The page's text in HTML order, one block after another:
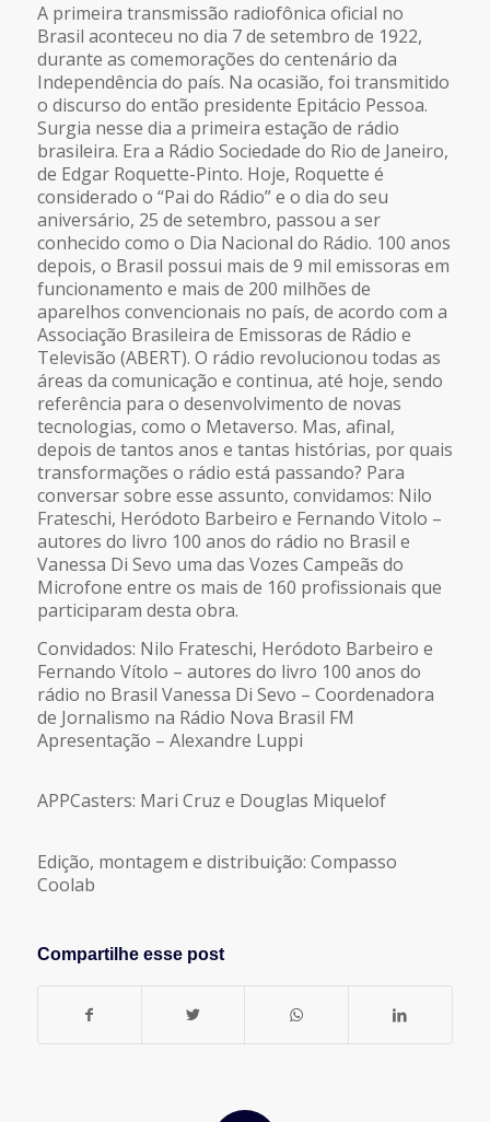
LINK
INCORPORAR
A primeira transmissão radiofônica oficial no
Brasil aconteceu no dia 7 de setembro de 1922,
durante as comemorações do centenário da
Independência do país. Na ocasião, foi transmitido
o discurso do então presidente Epitácio Pessoa.
Surgia nesse dia a primeira estação de rádio
brasileira. Era a Rádio Sociedade do Rio de Janeiro,
de Edgar Roquette-Pinto. Hoje, Roquette é
considerado o “Pai do Rádio” e o dia do seu
aniversário, 25 de setembro, passou a ser
conhecido como o Dia Nacional do Rádio. 100 anos
depois, o Brasil possui mais de 9 mil emissoras em
funcionamento e mais de 200 milhões de
aparelhos convencionais no país, de acordo com a
Associação Brasileira de Emissoras de Rádio e
Televisão (ABERT). O rádio revolucionou todas as
áreas da comunicação e continua, até hoje, sendo
referência para o desenvolvimento de novas
tecnologias, como o Metaverso. Mas, afinal,
depois de tantos anos e tantas histórias, por quais
transformações o rádio está passando? Para
conversar sobre esse assunto, convidamos: Nilo
Frateschi, Heródoto Barbeiro e Fernando Vitolo –
autores do livro 100 anos do rádio no Brasil e
Vanessa Di Sevo uma das Vozes Campeãs do
Microfone entre os mais de 160 profissionais que
participaram desta obra.
Convidados: Nilo Frateschi, Heródoto Barbeiro e
Fernando Vítolo – autores do livro 100 anos do
rádio no Brasil Vanessa Di Sevo – Coordenadora
de Jornalismo na Rádio Nova Brasil FM
Apresentação – Alexandre Luppi
APPCasters: Mari Cruz e Douglas Miquelof
Edição, montagem e distribuição: Compasso
Coolab
Compartilhe esse post